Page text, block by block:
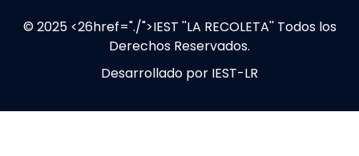
© 2025 <26href="./">IEST ''LA RECOLETA'' Todos los
Derechos Reservados.
Desarrollado por IEST-LR